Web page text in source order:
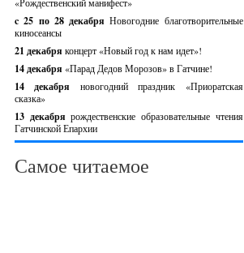
c 25 по 28 декабряНовогодние благотворительные
киносеансы
21 декабря концерт «Новый год к нам идет»!
14 декабря «Парад Дедов Морозов» в Гатчине!
14 декабря новогодний праздник «Приоратская
сказка»
13 декабрярождественские образовательные чтения
Гатчинской Епархии
Самое читаемое